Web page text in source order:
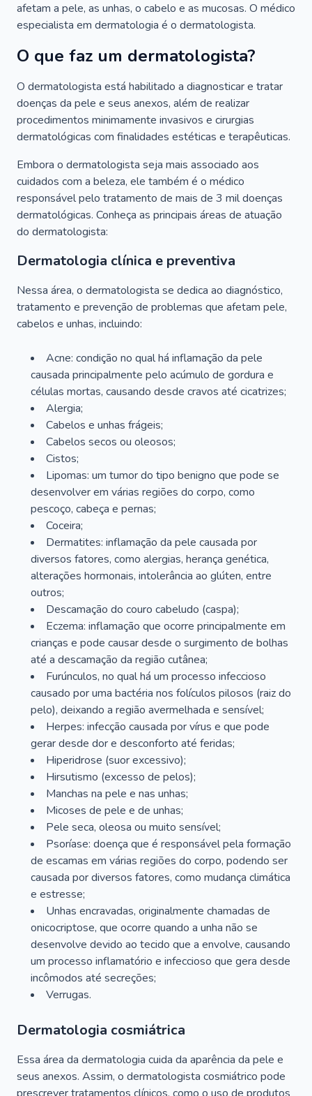
afetam a pele, as unhas, o cabelo e as mucosas. O médico
especialista em dermatologia é o dermatologista.
O que faz um dermatologista?
O dermatologista está habilitado a diagnosticar e tratar
doenças da pele e seus anexos, além de realizar
procedimentos minimamente invasivos e cirurgias
dermatológicas com finalidades estéticas e terapêuticas.
Embora o dermatologista seja mais associado aos
cuidados com a beleza, ele também é o médico
responsável pelo tratamento de mais de 3 mil doenças
dermatológicas. Conheça as principais áreas de atuação
do dermatologista:
Dermatologia clínica e preventiva
Nessa área, o dermatologista se dedica ao diagnóstico,
tratamento e prevenção de problemas que afetam pele,
cabelos e unhas, incluindo:
Acne: condição no qual há inflamação da pele
causada principalmente pelo acúmulo de gordura e
células mortas, causando desde cravos até cicatrizes;
Alergia;
Cabelos e unhas frágeis;
Cabelos secos ou oleosos;
Cistos;
Lipomas: um tumor do tipo benigno que pode se
desenvolver em várias regiões do corpo, como
pescoço, cabeça e pernas;
Coceira;
Dermatites: inflamação da pele causada por
diversos fatores, como alergias, herança genética,
alterações hormonais, intolerância ao glúten, entre
outros;
Descamação do couro cabeludo (caspa);
Eczema: inflamação que ocorre principalmente em
crianças e pode causar desde o surgimento de bolhas
até a descamação da região cutânea;
Furúnculos, no qual há um processo infeccioso
causado por uma bactéria nos folículos pilosos (raiz do
pelo), deixando a região avermelhada e sensível;
Herpes: infecção causada por vírus e que pode
gerar desde dor e desconforto até feridas;
Hiperidrose (suor excessivo);
Hirsutismo (excesso de pelos);
Manchas na pele e nas unhas;
Micoses de pele e de unhas;
Pele seca, oleosa ou muito sensível;
Psoríase: doença que é responsável pela formação
de escamas em várias regiões do corpo, podendo ser
causada por diversos fatores, como mudança climática
e estresse;
Unhas encravadas, originalmente chamadas de
onicocriptose, que ocorre quando a unha não se
desenvolve devido ao tecido que a envolve, causando
um processo inflamatório e infeccioso que gera desde
incômodos até secreções;
Verrugas.
Dermatologia cosmiátrica
Essa área da dermatologia cuida da aparência da pele e
seus anexos. Assim, o dermatologista cosmiátrico pode